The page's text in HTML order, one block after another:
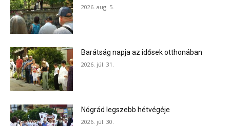
2026. aug. 5.
Barátság napja az idősek otthonában
2026. júl. 31.
Nógrád legszebb hétvégéje
2026. júl. 30.